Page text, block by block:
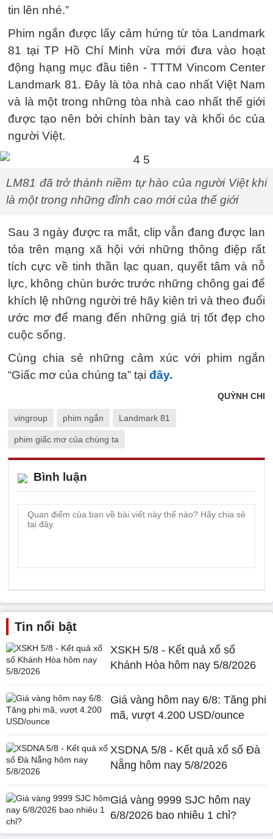
tin lên nhé.”
Phim ngắn được lấy cảm hứng từ tòa Landmark
81 tại TP Hồ Chí Minh vừa mới đưa vào hoạt
động hạng mục đầu tiên - TTTM Vincom Center
Landmark 81. Đây là tòa nhà cao nhất Việt Nam
và là một trong những tòa nhà cao nhất thế giới
được tạo nên bởi chính bàn tay và khối óc của
người Việt.
LM81 đã trở thành niềm tự hào của người Việt khi
là một trong những đỉnh cao mới của thế giới
Sau 3 ngày được ra mắt, clip vẫn đang được lan
tỏa trên mạng xã hội với những thông điệp rất
tích cực về tinh thần lạc quan, quyết tâm và nỗ
lực, không chùn bước trước những chông gai để
khích lệ những người trẻ hãy kiên trì và theo đuổi
ước mơ để mang đến những giá trị tốt đẹp cho
cuộc sống.
Cùng chia sẻ những cảm xúc với phim ngắn
“Giấc mơ của chúng ta” tại đây.
QUỲNH CHI
vingroup phim ngắn Landmark 81
phim giấc mơ của chúng ta
Bình luận
Tin nổi bật
XSKH 5/8 - Kết quả xổ số
Khánh Hòa hôm nay 5/8/2026
Giá vàng hôm nay 6/8: Tăng phi
mã, vượt 4.200 USD/ounce
XSDNA 5/8 - Kết quả xổ số Đà
Nẵng hôm nay 5/8/2026
Giá vàng 9999 SJC hôm nay
6/8/2026 bao nhiêu 1 chỉ?